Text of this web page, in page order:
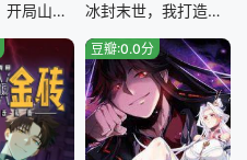
全民御兽：开局山海经，我横扫全球 冰封末世，我打造完美领地
豆瓣:0.0分